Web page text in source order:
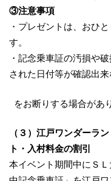
③注意事項
・プレゼントは、おひ
す。
・記念乗車証の汚損や
された日付等が確認出
をお断りする場合があ
（３）江戸ワンダーラ
ト・入村料金の割引
本イベント期間中にＳ